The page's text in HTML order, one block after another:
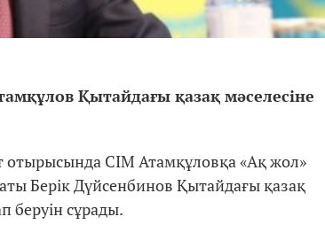
Қытайдағы қазақ мәселесіне
отырысында СІМ Атамқұловқа «Ақ жол»
Берік Дүйсенбинов Қытайдағы қазақ
беруін сұрады.